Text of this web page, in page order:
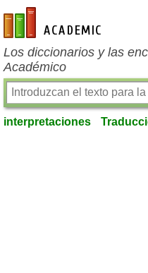
es-academic.com
Los diccionarios y las
Académico
interpretaciones